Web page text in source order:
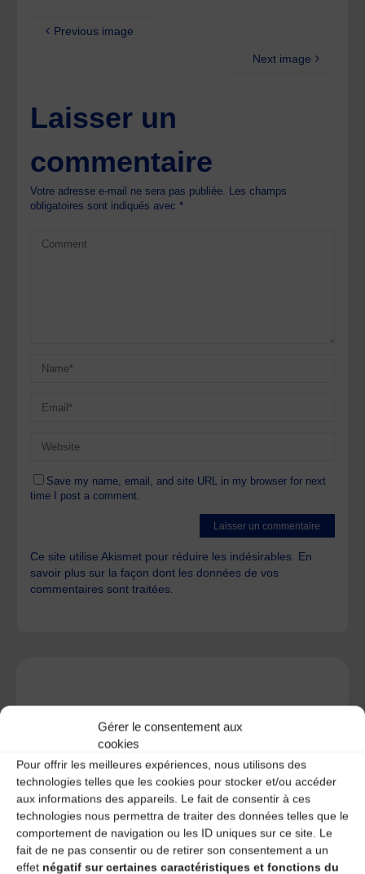
Gérer le consentement aux
cookies
Pour offrir les meilleures expériences, nous utilisons des
technologies telles que les cookies pour stocker et/ou accéder
aux informations des appareils. Le fait de consentir à ces
technologies nous permettra de traiter des données telles que le
comportement de navigation ou les ID uniques sur ce site. Le
fait de ne pas consentir ou de retirer son consentement a un
effet négatif sur certaines caractéristiques et fonctions du
Previous image
Next image
Laisser un
commentaire
Votre adresse e-mail ne sera pas publiée. Les champs
obligatoires sont indiqués avec*
Save my name, email, and site URL in my browser for next
time I post a comment.
Ce site utilise Akismet pour réduire les indésirables. En
savoir plus sur la façon dont les données de vos
commentaires sont traitées.